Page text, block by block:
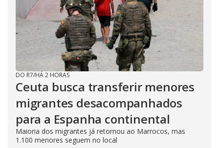
DO R7/HÁ 2 HORAS
Ceuta busca transferir menores
migrantes desacompanhados
para a Espanha continental
Maioria dos migrantes já retornou ao Marrocos, mas
1.100 menores seguem no local